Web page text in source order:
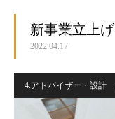
新事業立上げ
2022.04.17
4.アドバイザー・設計